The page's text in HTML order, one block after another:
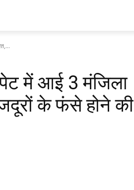
में आई 3 मंजिला
के फंसे होने की